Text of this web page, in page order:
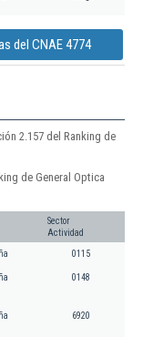
del CNAE 4774
2.157 del Ranking de
de General Optica
Sector
Actividad
0115
0148
6920